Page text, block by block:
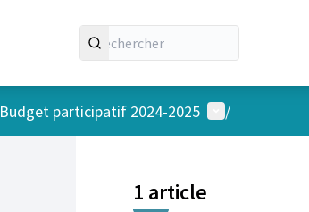
Budget participatif 2024-2025 Menu utilisateur
/
1 article